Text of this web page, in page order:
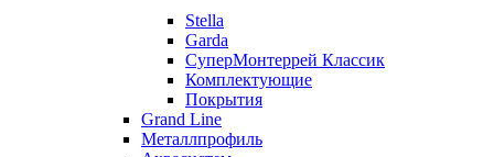
Stella
Garda
СуперМонтеррей Классик
Комплектующие
Покрытия
Grand Line
Металлпрофиль